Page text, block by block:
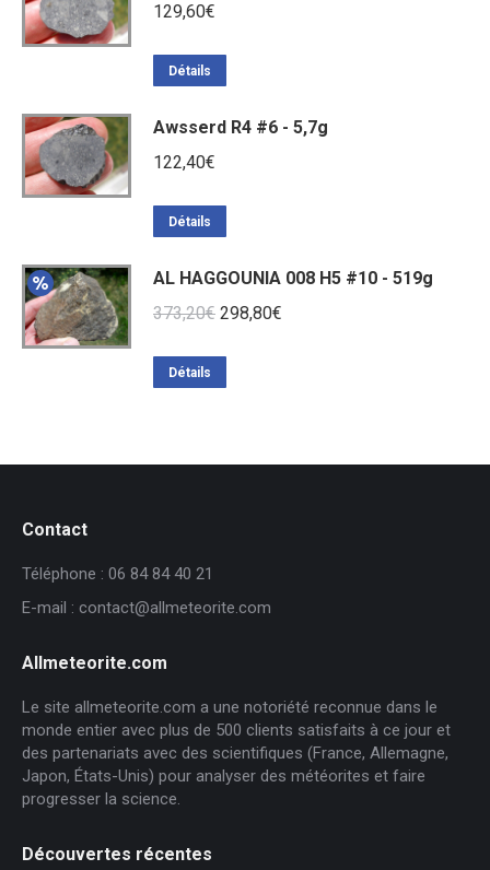
129,60€
Détails
Awsserd R4 #6 - 5,7g
122,40€
Détails
AL HAGGOUNIA 008 H5 #10 - 519g
373,20€ Le
298,80€
Détails
Contact
Téléphone : 06 84 84 40 21
E-mail : contact@allmeteorite.com
Allmeteorite.com
Le site allmeteorite.com a une notoriété reconnue dans le
monde entier avec plus de 500 clients satisfaits à ce jour et
des partenariats avec des scientifiques (France, Allemagne,
Japon, États-Unis) pour analyser des météorites et faire
progresser la science.
Découvertes récentes